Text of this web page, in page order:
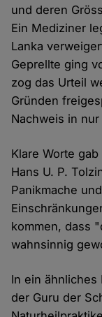
und deren
Ein Mediziner
Lanka
Geprellte ging
zog das Urteil
Gründen
Nachweis in nur
Klare Worte
Hans U. P.
Panikmache
kommen, dass
wahnsinnig
In ein ähnliches
der Guru der